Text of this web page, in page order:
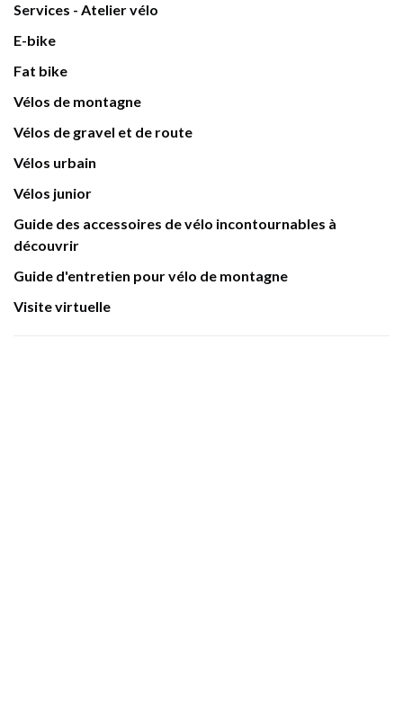
Services - Atelier vélo
E-bike
Fat bike
Vélos de montagne
Vélos de gravel et de route
Vélos urbain
Vélos junior
Guide des accessoires de vélo incontournables à
découvrir
Guide d'entretien pour vélo de montagne
Visite virtuelle